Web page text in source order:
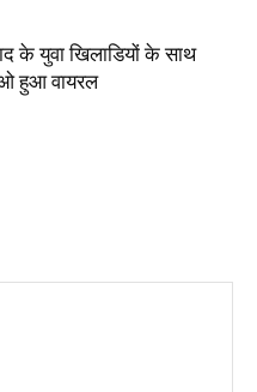
के युवा खिलाडियों के साथ
हुआ वायरल